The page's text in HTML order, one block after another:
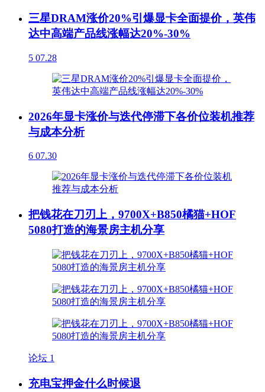
三星DRAM涨价20%引爆显卡全面提价，英伟
达中高端产品线涨幅达20%-30%
5 07.28
2026年显卡涨价与迭代停滞下各价位装机推荐
与成本分析
6 07.30
把钱花在刀刃上，9700X+B850橘猫+HOF
5080打造的海景房主机分享
论坛 1
充电宝押金什么时候退